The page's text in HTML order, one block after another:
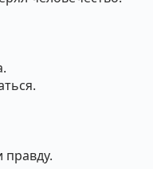
правду.